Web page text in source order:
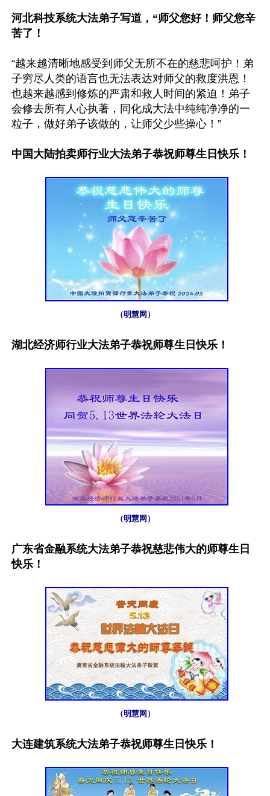
河北科技系统大法弟子写道，“师父您好！师父您辛
苦了！
“越来越清晰地感受到师父无所不在的慈悲呵护！弟
子穷尽人类的语言也无法表达对师父的救度洪恩！
也越来越感到修炼的严肃和救人时间的紧迫！弟子
会修去所有人心执著，同化成大法中纯纯净净的一
粒子，做好弟子该做的，让师父少些操心！”
中国大陆拍卖师行业大法弟子恭祝师尊生日快乐！
（明慧网）
湖北经济师行业大法弟子恭祝师尊生日快乐！
（明慧网）
广东省金融系统大法弟子恭祝慈悲伟大的师尊生日
快乐！
（明慧网）
大连建筑系统大法弟子恭祝师尊生日快乐！